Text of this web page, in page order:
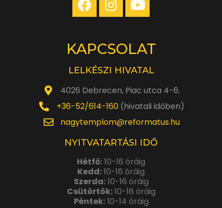
KAPCSOLAT
LELKÉSZI HIVATAL
4026 Debrecen, Piac utca 4-6.
+36-52/614-160(hivatali időben)
nagytemplom@reformatus.hu
NYITVATARTÁSI IDŐ
Hétfő:10-16 óráig
Kedd:10-16 óráig
Szerda:10-16 óráig
Csütörtök:10-16 óráig
Péntek:10-14 óráig